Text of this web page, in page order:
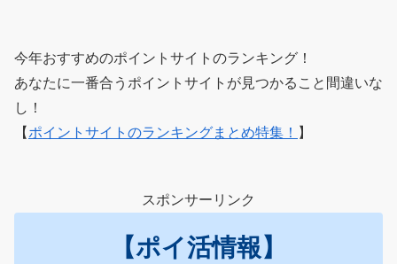
今年おすすめのポイントサイトのランキング！
あなたに一番合うポイントサイトが見つかること間違いな
し！
【 ポイントサイトのランキングまとめ特集！ 】
スポンサーリンク
【ポイ活情報】